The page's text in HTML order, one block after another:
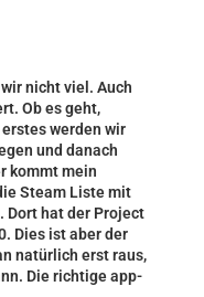
nicht viel. Auch
Ob es geht,
werden wir
und danach
kommt mein
Steam Liste mit
Dort hat der Project
Dies ist aber der
natürlich erst raus,
Die richtige app-